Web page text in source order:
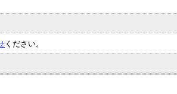
ください。